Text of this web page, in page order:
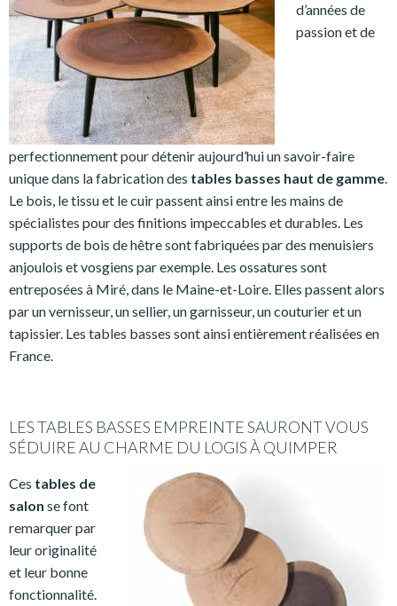
d’années de
passion et de
perfectionnement pour détenir aujourd’hui un savoir-faire
unique dans la fabrication des tables basses haut de gamme
Le bois, le tissu et le cuir passent ainsi entre les mains de
spécialistes pour des finitions impeccables et durables. Les
supports de bois de hêtre sont fabriquées par des menuisiers
anjoulois et vosgiens par exemple. Les ossatures sont
entreposées à Miré, dans le Maine-et-Loire. Elles passent alors
par un vernisseur, un sellier, un garnisseur, un couturier et un
tapissier. Les tables basses sont ainsi entièrement réalisées en
France.
LES TABLES BASSES EMPREINTE SAURONT VOUS
SÉDUIRE AU CHARME DU LOGIS À QUIMPER
Ces tables de
salon se font
remarquer par
leur originalité
et leur bonne
fonctionnalité.